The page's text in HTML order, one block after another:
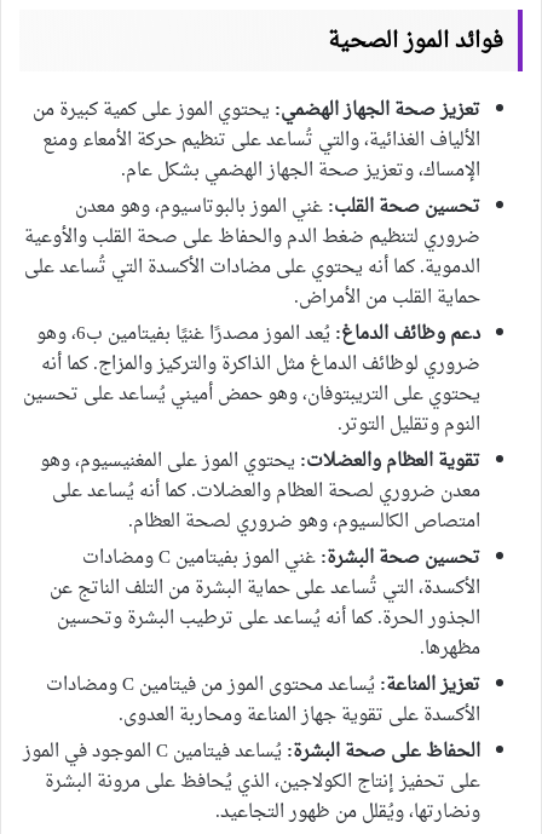
فوائد الموز الصحية
تعزيز صحة الجهاز الهضمي:يحتوي الموز على كمية كبيرة من
الألياف الغذائية، والتي تُساعد على تنظيم حركة الأمعاء ومنع
الإمساك، وتعزيز صحة الجهاز الهضمي بشكل عام.
تحسين صحة القلب:غني الموز بالبوتاسيوم، وهو معدن
ضروري لتنظيم ضغط الدم والحفاظ على صحة القلب والأوعية
الدموية. كما أنه يحتوي على مضادات الأكسدة التي تُساعد على
حماية القلب من الأمراض.
دعم وظائف الدماغ:
يُعد الموز مصدرًا غنيًا بفيتامين ب6، وهو
ضروري لوظائف الدماغ مثل الذاكرة والتركيز والمزاج. كما أنه
يحتوي على التريبتوفان، وهو حمض أميني يُساعد على تحسين
النوم وتقليل التوتر.
تقوية العظام والعضلات:يحتوي الموز على المغنيسيوم، وهو
معدن ضروري لصحة العظام والعضلات. كما أنه يُساعد على
امتصاص الكالسيوم، وهو ضروري لصحة العظام.
تحسين صحة البشرة:
غني الموز بفيتامين C ومضادات
الأكسدة، التي تُساعد على حماية البشرة من التلف الناتج عن
الجذور الحرة. كما أنه يُساعد على ترطيب البشرة وتحسين
مظهرها.
تعزيز المناعة:
يُساعد محتوى الموز من فيتامين C ومضادات
الأكسدة على تقوية جهاز المناعة ومحاربة العدوى.
الحفاظ على صحة البشرة:
يُساعد فيتامين C الموجود في الموز
على تحفيز إنتاج الكولاجين، الذي يُحافظ على مرونة البشرة
ونضارتها، ويُقلل من ظهور التجاعيد.